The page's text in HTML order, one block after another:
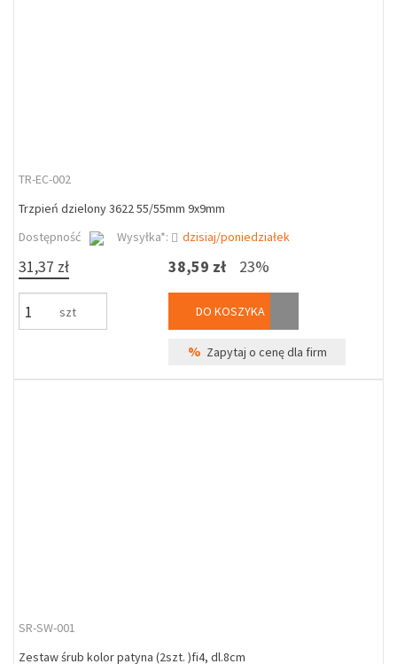
TR-EC-002
Trzpień dzielony 3622 55/55mm 9x9mm
Dostępność
Wysyłka*: dzisiaj/poniedziałek
31,37 zł
szt
38,59 zł 23%
DO KOSZYKA
% Zapytaj o cenę dla firm
SR-SW-001
Zestaw śrub kolor patyna (2szt. )fi4, dl.8cm